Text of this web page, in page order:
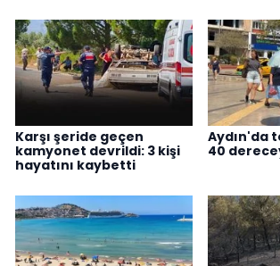
Karşı şeride geçen
kamyonet devrildi: 3 kişi
hayatını kaybetti
Aydın'da
40